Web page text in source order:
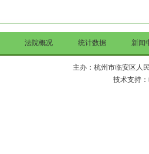
法院概况 统计数据 新闻
主办：杭州市临安区人
技术支持